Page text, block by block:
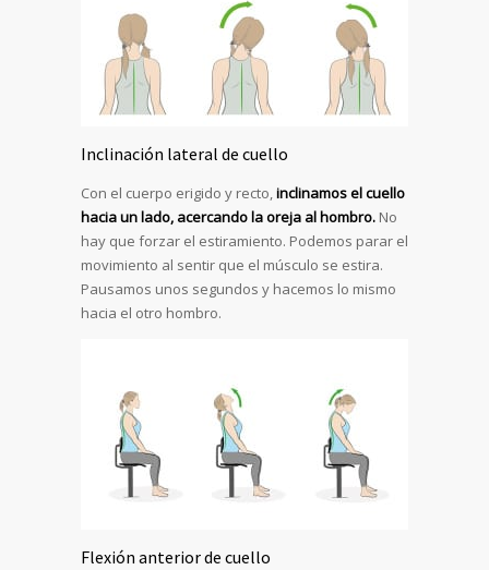
Inclinación lateral de cuello
Con el cuerpo erigido y recto,inclinamos el cuello
hacia un lado, acercando la oreja al hombro. No
hay que forzar el estiramiento. Podemos parar el
movimiento al sentir que el músculo se estira.
Pausamos unos segundos y hacemos lo mismo
hacia el otro hombro.
Flexión anterior de cuello